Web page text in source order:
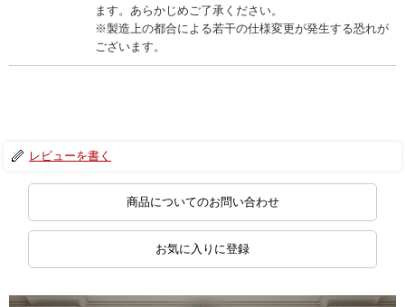
ます。あらかじめご了承ください。
※製造上の都合による若干の仕様変更が発生する恐れが
ございます。
レビューを書く
商品についてのお問い合わせ
お気に入りに登録